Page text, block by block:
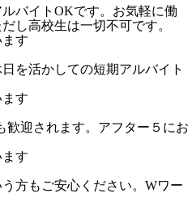
バイトOKです。お気軽に働
し高校生は一切不可です。
す
を活かしての短期アルバイト
す
歓迎されます。アフター５にお
す
方もご安心ください。Wワー